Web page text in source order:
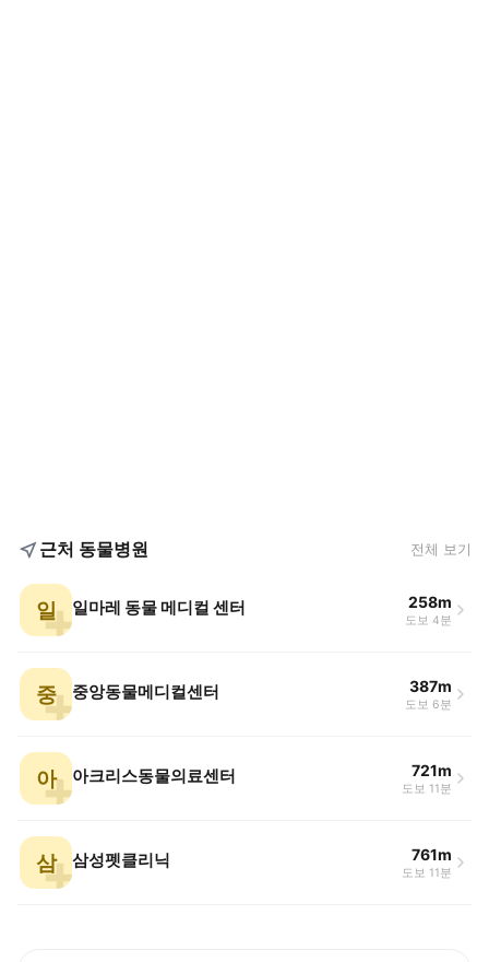
근처 동물병원 전체 보기
일 일마레 동물 메디컬 센터 258m
도보 4분
중 중앙동물메디컬센터 387m
도보 6분
아 아크리스동물의료센터 721m
도보 11분
삼 삼성펫클리닉 761m
도보 11분